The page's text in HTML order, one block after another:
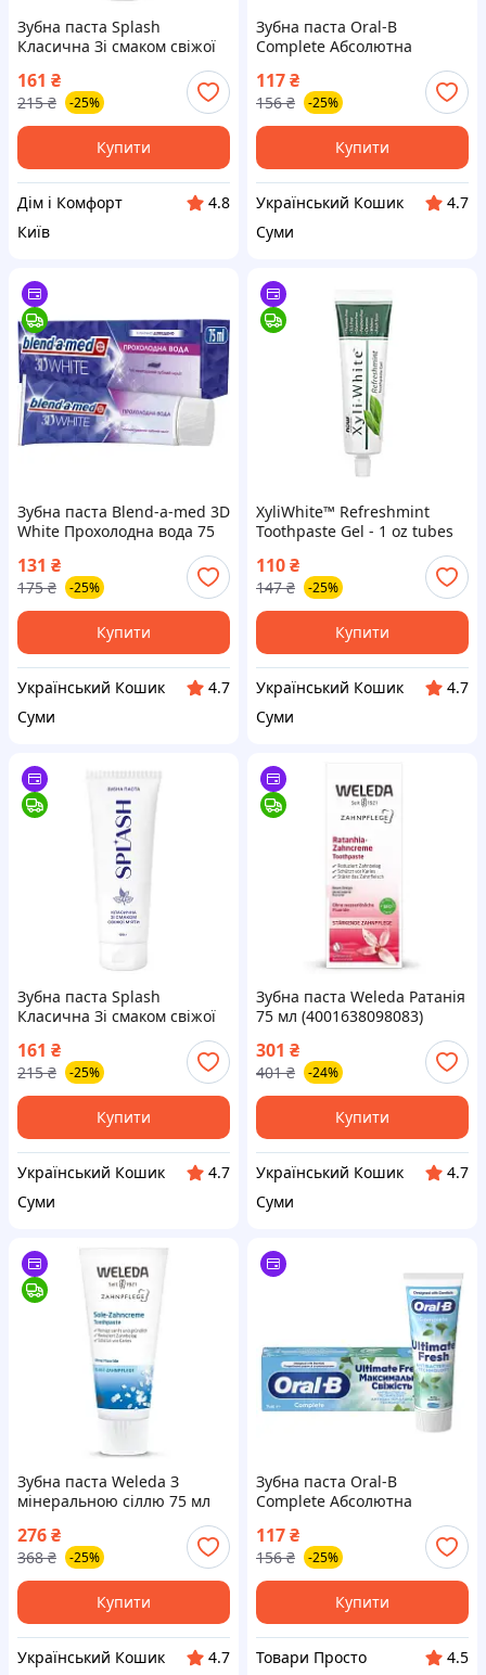
Зубна паста Splash
Класична Зі смаком свіжої
(4820266832339)
161 ₴
215 ₴ -25%
Купити
Дім і Комфорт
4.8
Київ
Зубна паста Oral-B
Complete Абсолютна
свіжість Екстрапрохолодна
м&apos;ята 75 мл
(8006530254854)
117₴
156 ₴ -25%
Купити
Український Кошик
4.7
Суми
Зубна паста Blend-a-med 3D
White Прохолодна вода 75
131 ₴
175 ₴ -25%
Купити
Український Кошик
4.7
Суми
XyliWhite™ Refreshmint
Toothpaste Gel - 1 oz tubes
110₴
147 ₴ -25%
Купити
Український Кошик
4.7
Суми
Зубна паста Splash
Класична Зі смаком свіжої
(4820266832339)
161 ₴
215 ₴ -25%
Купити
Український Кошик
4.7
Суми
Зубна паста Weleda Ратанія
75 мл (4001638098083)
301 ₴
401 ₴ -24%
Купити
Український Кошик
4.7
Суми
Зубна паста Weleda З
мінеральною сіллю 75 мл
276₴
368 ₴ -25%
Купити
Український Кошик
4.7
Зубна паста Oral-B
Complete Абсолютна
свіжість Екстрапрохолодна
м&apos;ята 75 мл
(8006530254854)
117₴
156 ₴ -25%
Купити
Товари Просто
4.5